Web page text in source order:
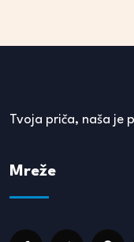
Tvoja priča, naša je
Mreže